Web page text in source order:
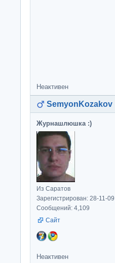
Неактивен
SemyonKozakov
Журнашлюшка :)
Из Саратов
Зарегистрирован: 28-11-09
Сообщений: 4,109
Сайт
Неактивен